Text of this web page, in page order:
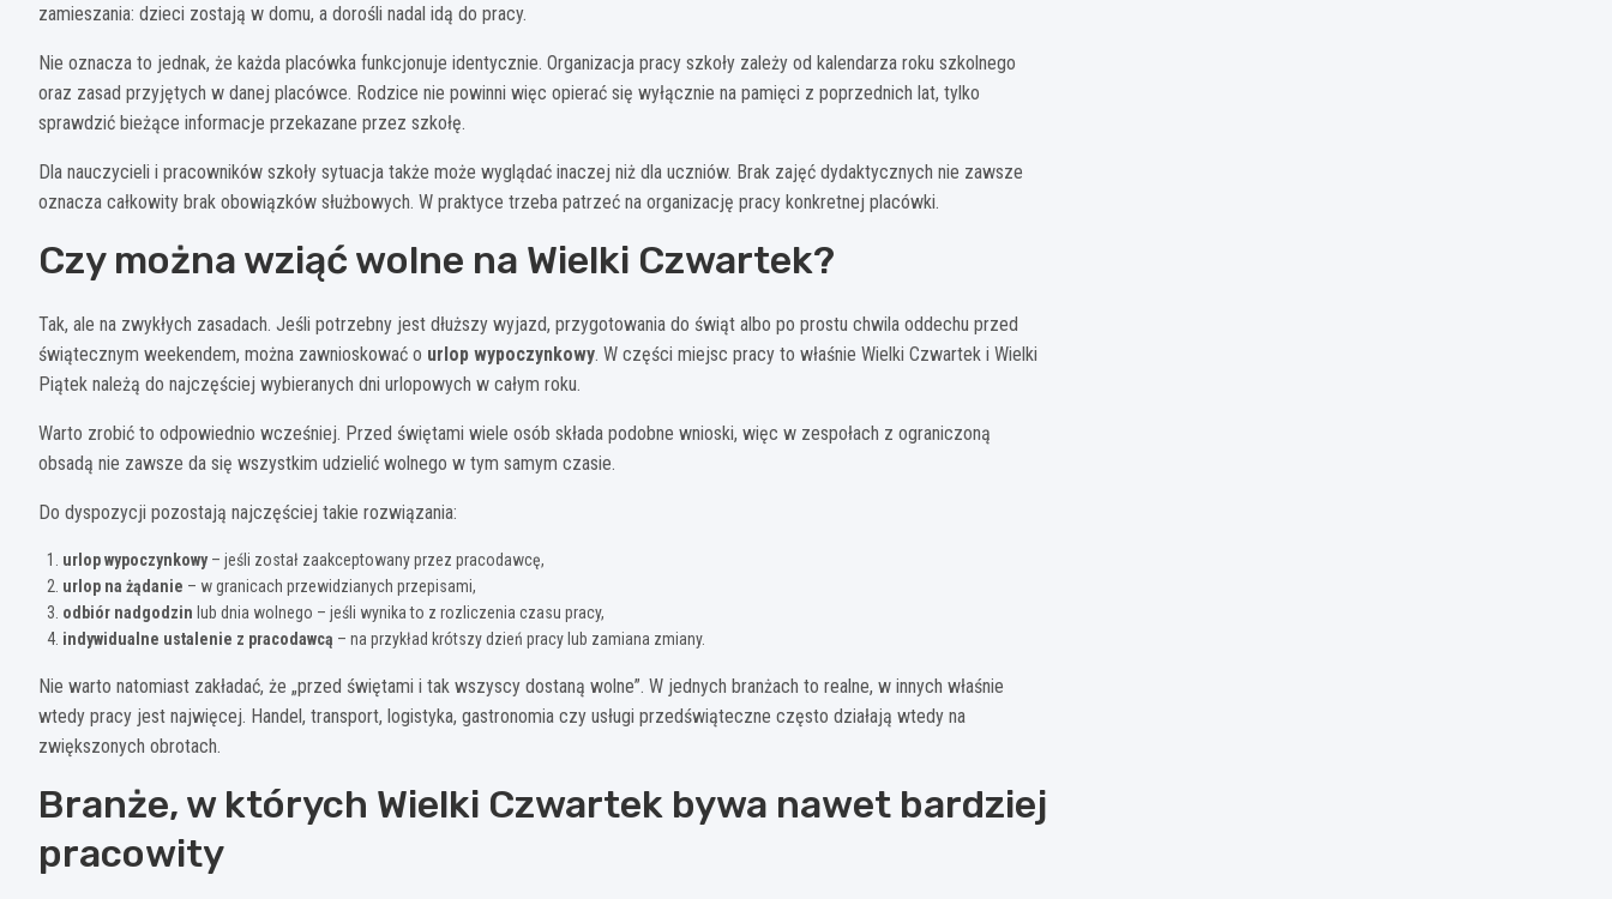
zamieszania: dzieci zostają w domu, a dorośli nadal idą do pracy.
Nie oznacza to jednak, że każda placówka funkcjonuje identycznie. Organizacja pracy szkoły zależy od kalendarza roku szkolnego
oraz zasad przyjętych w danej placówce. Rodzice nie powinni więc opierać się wyłącznie na pamięci z poprzednich lat, tylko
sprawdzić bieżące informacje przekazane przez szkołę.
Dla nauczycieli i pracowników szkoły sytuacja także może wyglądać inaczej niż dla uczniów. Brak zajęć dydaktycznych nie zawsze
oznacza całkowity brak obowiązków służbowych. W praktyce trzeba patrzeć na organizację pracy konkretnej placówki.
Czy można wziąć wolne na Wielki Czwartek?
Tak, ale na zwykłych zasadach. Jeśli potrzebny jest dłuższy wyjazd, przygotowania do świąt albo po prostu chwila oddechu przed
świątecznym weekendem, można zawnioskować o urlop wypoczynkowy. W części miejsc pracy to właśnie Wielki Czwartek i Wielki
Piątek należą do najczęściej wybieranych dni urlopowych w całym roku.
Warto zrobić to odpowiednio wcześniej. Przed świętami wiele osób składa podobne wnioski, więc w zespołach z ograniczoną
obsadą nie zawsze da się wszystkim udzielić wolnego w tym samym czasie.
Do dyspozycji pozostają najczęściej takie rozwiązania:
urlop wypoczynkowy– jeśli został zaakceptowany przez pracodawcę,
urlop na żądanie – w granicach przewidzianych przepisami,
odbiór nadgodzin lub dnia wolnego – jeśli wynika to z rozliczenia czasu pracy,
indywidualne ustalenie z pracodawcą – na przykład krótszy dzień pracy lub zamiana zmiany.
Nie warto natomiast zakładać, że „przed świętami i tak wszyscy dostaną wolne”. W jednych branżach to realne, w innych właśnie
wtedy pracy jest najwięcej. Handel, transport, logistyka, gastronomia czy usługi przedświąteczne często działają wtedy na
zwiększonych obrotach.
Branże, w których Wielki Czwartek bywa nawet bardziej
pracowity